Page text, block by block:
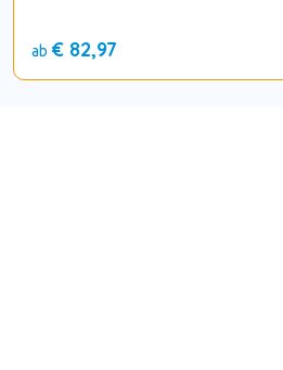
ab € 82,97